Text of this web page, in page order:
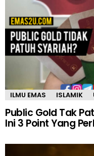
ILMU EMAS ISLAMIK
Public Gold Tak
Ini 3 Point Yang